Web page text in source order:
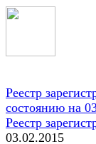
Реестр
состоянию на
Реестр
03.02.2015